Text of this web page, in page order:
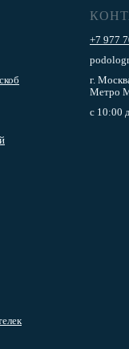
+7 977
г.
Метро
с 10:00